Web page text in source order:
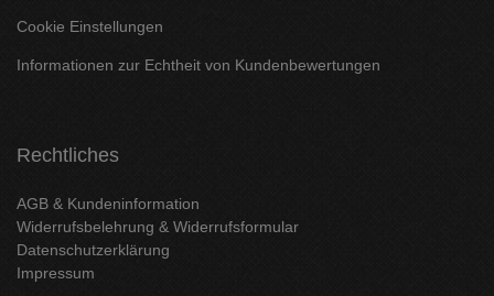
Cookie Einstellungen
Informationen zur Echtheit von Kundenbewertungen
Rechtliches
AGB & Kundeninformation
Widerrufsbelehrung & Widerrufsformular
Datenschutzerklärung
Impressum